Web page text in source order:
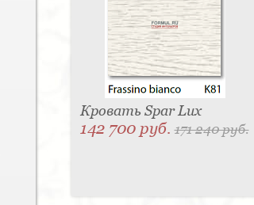
Кровать Spar Lux
142 700 руб.171 240 руб.